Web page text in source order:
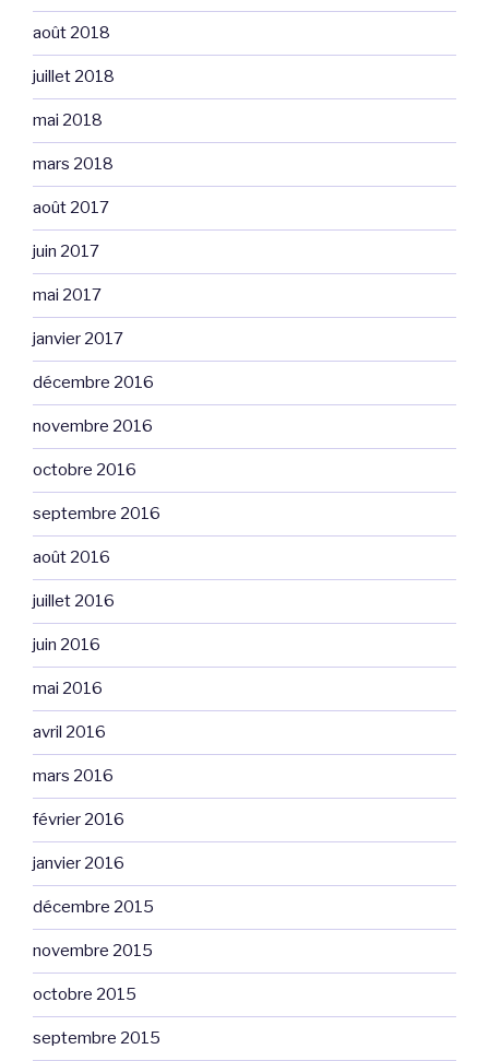
août 2018
juillet 2018
mai 2018
mars 2018
août 2017
juin 2017
mai 2017
janvier 2017
décembre 2016
novembre 2016
octobre 2016
septembre 2016
août 2016
juillet 2016
juin 2016
mai 2016
avril 2016
mars 2016
février 2016
janvier 2016
décembre 2015
novembre 2015
octobre 2015
septembre 2015